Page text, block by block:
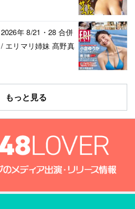
年 8/21・28 合併
エリマリ姉妹 髙野真
もっと見る